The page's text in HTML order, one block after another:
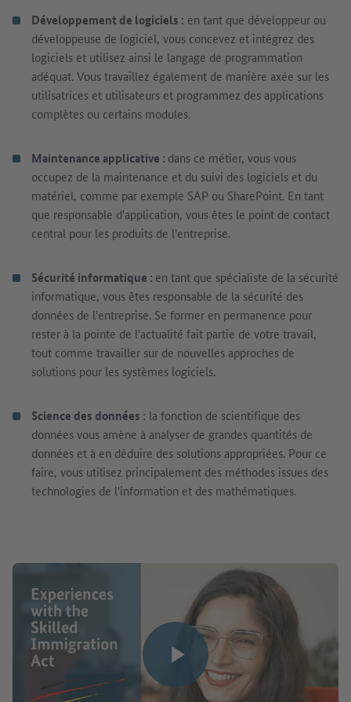
Développement de logiciels : en tant que développeur ou
développeuse de logiciel, vous concevez et intégrez des
logiciels et utilisez ainsi le langage de programmation
adéquat. Vous travaillez également de manière axée sur les
utilisatrices et utilisateurs et programmez des applications
complètes ou certains modules.
Maintenance applicative : dans ce métier, vous vous
occupez de la maintenance et du suivi des logiciels et du
matériel, comme par exemple SAP ou SharePoint. En tant
que responsable d'application, vous êtes le point de contact
central pour les produits de l'entreprise.
Sécurité informatique : en tant que spécialiste de la sécurité
informatique, vous êtes responsable de la sécurité des
données de l'entreprise. Se former en permanence pour
rester à la pointe de l'actualité fait partie de votre travail,
tout comme travailler sur de nouvelles approches de
solutions pour les systèmes logiciels.
Science des données : la fonction de scientifique des
données vous amène à analyser de grandes quantités de
données et à en déduire des solutions appropriées. Pour ce
faire, vous utilisez principalement des méthodes issues des
technologies de l'information et des mathématiques.
Lire la vidéo